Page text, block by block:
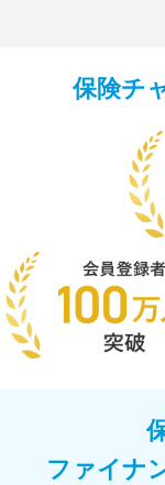
保険チ
ファイナ